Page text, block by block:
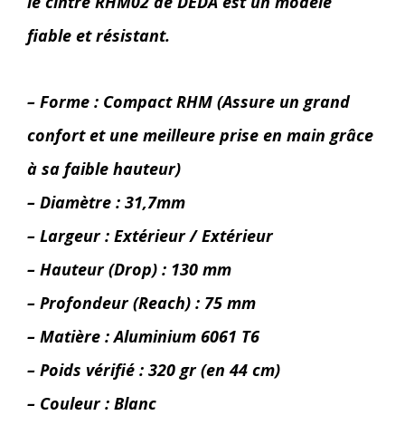
fiable et résistant.
– Forme : Compact RHM (Assure un grand
confort et une meilleure prise en main grâce
à sa faible hauteur)
– Diamètre : 31,7mm
– Largeur : Extérieur / Extérieur
– Hauteur (Drop) : 130 mm
– Profondeur (Reach) : 75 mm
– Matière : Aluminium 6061 T6
– Poids vérifié : 320 gr (en 44 cm)
– Couleur : Blanc